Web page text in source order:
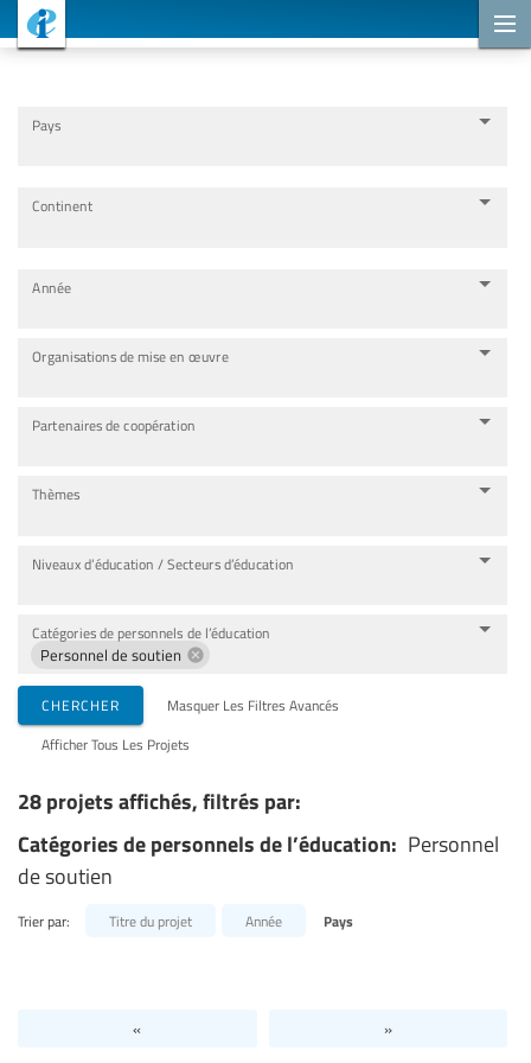
Pays
Continent
Année
Organisations de mise en œuvre
Partenaires de coopération
Thèmes
Niveaux d’éducation / Secteurs d’éducation
Catégories de personnels de l’éducation
Personnel de soutien
CHERCHER Masquer Les Filtres Avancés
Afficher Tous Les Projets
28 projets affichés, filtrés par:
Catégories de personnels de l’éducation: Personnel
de soutien
Trier par: Titre du projet Année Pays
« »